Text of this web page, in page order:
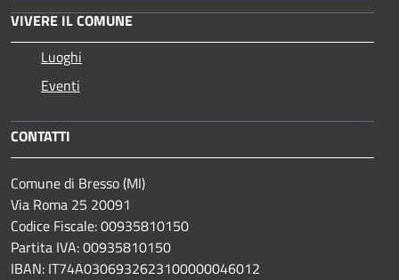
VIVERE IL COMUNE
Luoghi
Eventi
CONTATTI
Comune di Bresso (MI)
Via Roma 25 20091
Codice Fiscale: 00935810150
Partita IVA: 00935810150
IBAN: IT74A0306932623100000046012